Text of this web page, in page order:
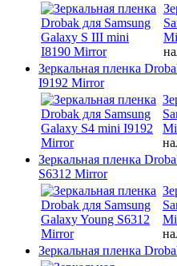
Зеркальная пленка
I9192 Mirror
Зеркальная пленка
S6312 Mirror
Зеркальная пленка